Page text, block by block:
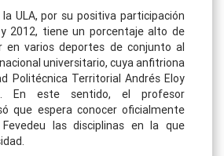
ULA, por su positiva participación
2012, tiene un porcentaje alto de
en varios deportes de conjunto al
universitario, cuya anfitriona
Politécnica Territorial Andrés Eloy
En este sentido, el profesor
que espera conocer oficialmente
las disciplinas en la que